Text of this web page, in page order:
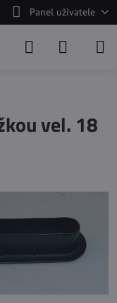
Panel uživatele
vel. 18